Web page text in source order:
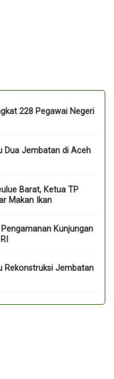
228 Pegawai Negeri
Dua Jembatan di Aceh
Barat, Ketua TP
Makan Ikan
Kunjungan
Rekonstruksi Jembatan